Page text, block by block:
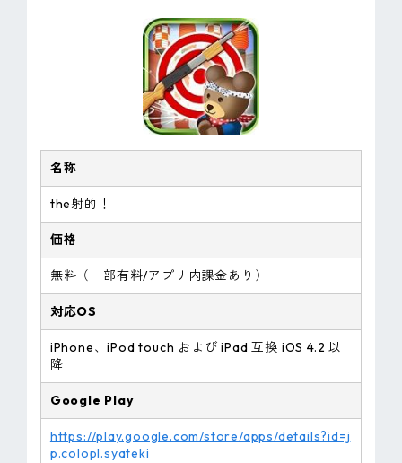
名称
the射的！
価格
無料（一部有料/アプリ内課金あり）
対応OS
iPhone、iPod touch および iPad 互換 iOS 4.2 以
降
Google Play
https://play.google.com/store/apps/details?id=j
p.colopl.syateki